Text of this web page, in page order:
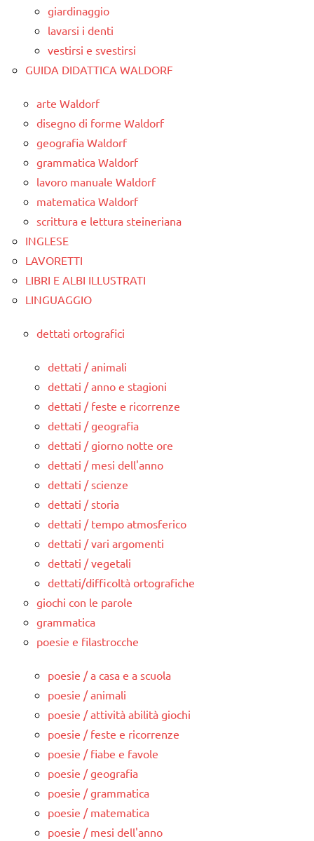
giardinaggio
lavarsi i denti
vestirsi e svestirsi
GUIDA DIDATTICA WALDORF
arte Waldorf
disegno di forme Waldorf
geografia Waldorf
grammatica Waldorf
lavoro manuale Waldorf
matematica Waldorf
scrittura e lettura steineriana
INGLESE
LAVORETTI
LIBRI E ALBI ILLUSTRATI
LINGUAGGIO
dettati ortografici
dettati / animali
dettati / anno e stagioni
dettati / feste e ricorrenze
dettati / geografia
dettati / giorno notte ore
dettati / mesi dell'anno
dettati / scienze
dettati / storia
dettati / tempo atmosferico
dettati / vari argomenti
dettati / vegetali
dettati/difficoltà ortografiche
giochi con le parole
grammatica
poesie e filastrocche
poesie / a casa e a scuola
poesie / animali
poesie / attività abilità giochi
poesie / feste e ricorrenze
poesie / fiabe e favole
poesie / geografia
poesie / grammatica
poesie / matematica
poesie / mesi dell'anno